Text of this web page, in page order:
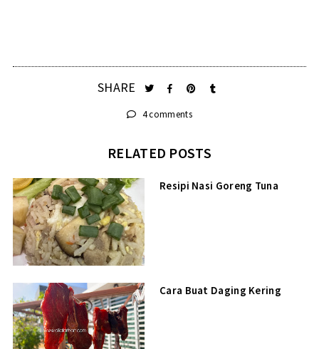
SHARE
4 comments
RELATED POSTS
Resipi Nasi Goreng Tuna
Cara Buat Daging Kering